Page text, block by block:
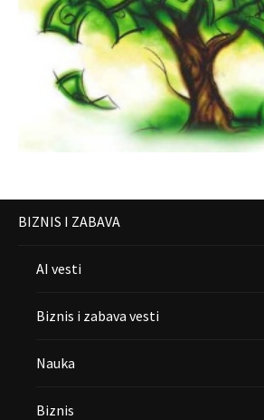
BIZNIS I ZABAVA
AI vesti
Biznis i zabava vesti
Nauka
Biznis